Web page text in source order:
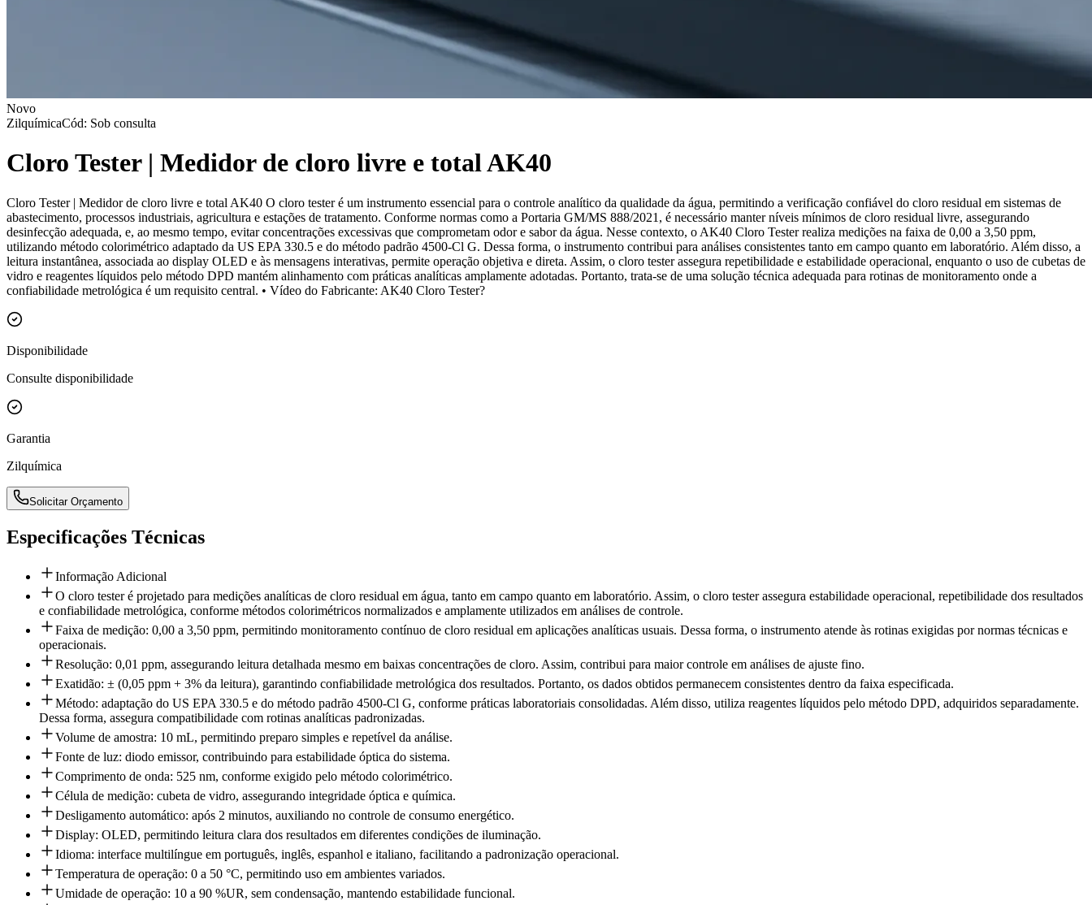
Novo
ZilquímicaCód: Sob consulta
Cloro Tester | Medidor de cloro livre e total AK40
Cloro Tester | Medidor de cloro livre e total AK40 O cloro tester é um instrumento essencial para o controle analítico da qualidade da água, permitindo a verificação confiável do cloro residual em sistemas de
abastecimento, processos industriais, agricultura e estações de tratamento. Conforme normas como a Portaria GM/MS 888/2021, é necessário manter níveis mínimos de cloro residual livre, assegurando
desinfecção adequada, e, ao mesmo tempo, evitar concentrações excessivas que comprometam odor e sabor da água. Nesse contexto, o AK40 Cloro Tester realiza medições na faixa de 0,00 a 3,50 ppm,
utilizando método colorimétrico adaptado da US EPA 330.5 e do método padrão 4500-Cl G. Dessa forma, o instrumento contribui para análises consistentes tanto em campo quanto em laboratório. Além disso, a
leitura instantânea, associada ao display OLED e às mensagens interativas, permite operação objetiva e direta. Assim, o cloro tester assegura repetibilidade e estabilidade operacional, enquanto o uso de cubetas de
vidro e reagentes líquidos pelo método DPD mantém alinhamento com práticas analíticas amplamente adotadas. Portanto, trata-se de uma solução técnica adequada para rotinas de monitoramento onde a
confiabilidade metrológica é um requisito central. • Vídeo do Fabricante: AK40 Cloro Tester?
Disponibilidade
Consulte disponibilidade
Garantia
Zilquímica
Solicitar Orçamento
Especificações Técnicas
Informação Adicional
O cloro tester é projetado para medições analíticas de cloro residual em água, tanto em campo quanto em laboratório. Assim, o cloro tester assegura estabilidade operacional, repetibilidade dos resultados
e confiabilidade metrológica, conforme métodos colorimétricos normalizados e amplamente utilizados em análises de controle.
Faixa de medição: 0,00 a 3,50 ppm, permitindo monitoramento contínuo de cloro residual em aplicações analíticas usuais. Dessa forma, o instrumento atende às rotinas exigidas por normas técnicas e
operacionais.
Resolução: 0,01 ppm, assegurando leitura detalhada mesmo em baixas concentrações de cloro. Assim, contribui para maior controle em análises de ajuste fino.
Exatidão: ± (0,05 ppm + 3% da leitura), garantindo confiabilidade metrológica dos resultados. Portanto, os dados obtidos permanecem consistentes dentro da faixa especificada.
Método: adaptação do US EPA 330.5 e do método padrão 4500-Cl G, conforme práticas laboratoriais consolidadas. Além disso, utiliza reagentes líquidos pelo método DPD, adquiridos separadamente.
Dessa forma, assegura compatibilidade com rotinas analíticas padronizadas.
Volume de amostra: 10 mL, permitindo preparo simples e repetível da análise.
Fonte de luz: diodo emissor, contribuindo para estabilidade óptica do sistema.
Comprimento de onda: 525 nm, conforme exigido pelo método colorimétrico.
Célula de medição: cubeta de vidro, assegurando integridade óptica e química.
Desligamento automático: após 2 minutos, auxiliando no controle de consumo energético.
Display: OLED, permitindo leitura clara dos resultados em diferentes condições de iluminação.
Idioma: interface multilíngue em português, inglês, espanhol e italiano, facilitando a padronização operacional.
Temperatura de operação: 0 a 50 °C, permitindo uso em ambientes variados.
Umidade de operação: 10 a 90 %UR, sem condensação, mantendo estabilidade funcional.